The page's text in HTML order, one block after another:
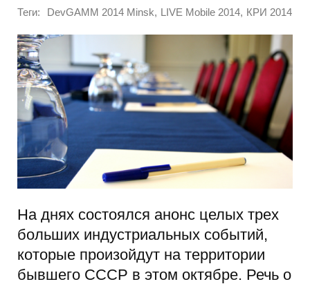
Теги: DevGAMM 2014 Minsk, LIVE Mobile 2014, КРИ 2014
На днях состоялся анонс целых трех
больших индустриальных событий,
которые произойдут на территории
бывшего CCCР в этом октябре. Речь о